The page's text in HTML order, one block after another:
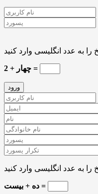
چهار + 2 =
ده + بیست =